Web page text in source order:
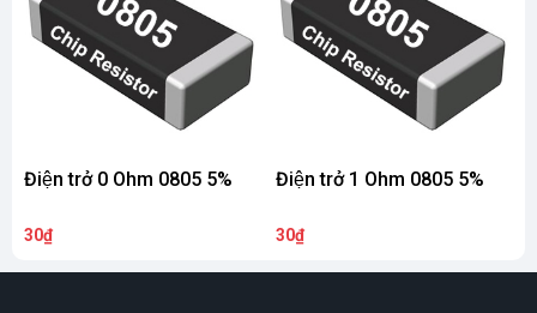
Điện trở 0 Ohm 0805 5%
30₫
Điện trở 1 Ohm 0805 5%
30₫